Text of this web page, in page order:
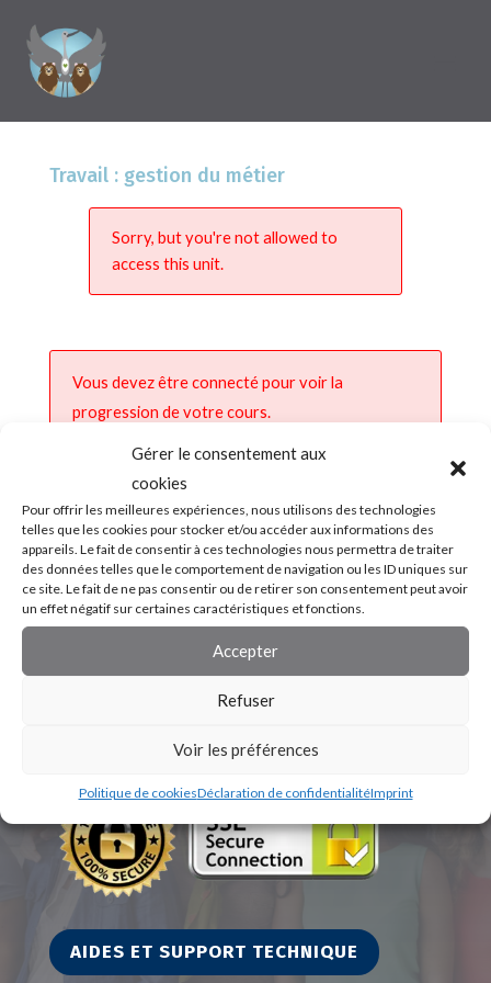
Gérer le consentement aux
cookies
Pour offrir les meilleures expériences, nous utilisons des technologies
telles que les cookies pour stocker et/ou accéder aux informations des
appareils. Le fait de consentir à ces technologies nous permettra de traiter
des données telles que le comportement de navigation ou les ID uniques sur
ce site. Le fait de ne pas consentir ou de retirer son consentement peut avoir
un effet négatif sur certaines caractéristiques et fonctions.
Accepter
Refuser
Voir les préférences
Politique de cookiesDéclaration de confidentialitéImprint
Travail : gestion du métier
Sorry, but you're not allowed to
access this unit.
Vous devez être connecté pour voir la
progression de votre cours.
AIDES ET SUPPORT TECHNIQUE